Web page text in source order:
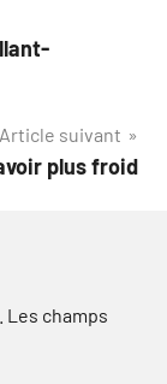
Article suivant
plus froid
Les champs